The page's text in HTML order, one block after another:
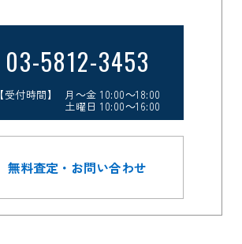
03-5812-3453
【受付時間】 月～金 10:00～18:00
土曜日 10:00～16:00
無料査定・お問い合わせ